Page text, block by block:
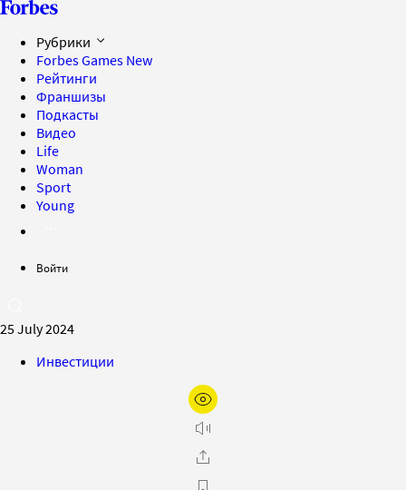
Рубрики
Forbes Games New
Рейтинги
Франшизы
Подкасты
Видео
Life
Woman
Sport
Young
Войти
25 July 2024
Инвестиции